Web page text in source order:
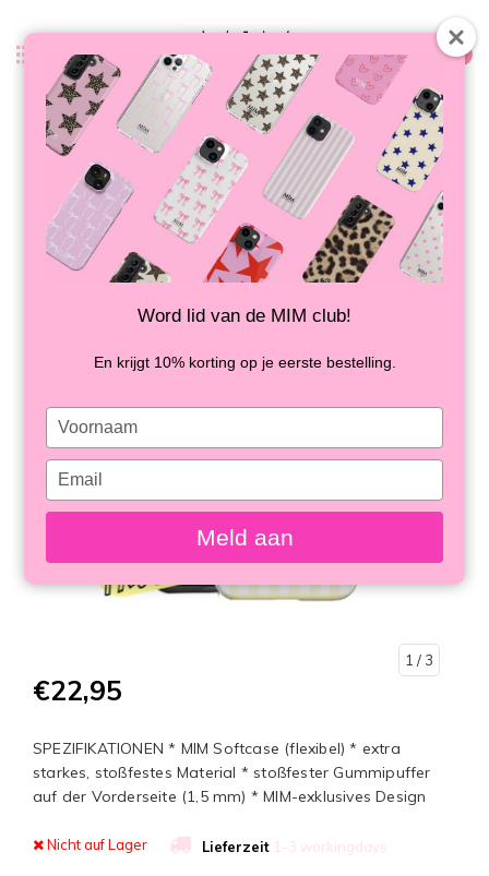
0
Zurück
RED SPARKS - MIM SOFTCASE -
Copy - Copy
NICHT AUF LAGER
1 / 3
€22,95
SPEZIFIKATIONEN * MIM Softcase (flexibel) * extra
starkes, stoßfestes Material * stoßfester Gummipuffer
auf der Vorderseite (1,5 mm) * MIM-exklusives Design
Nicht auf Lager Lieferzeit 1-3 workingdays
Word lid van de MIM club!
En krijgt 10% korting op je eerste bestelling.
Type
your
name
Type
your
email
Meld aan